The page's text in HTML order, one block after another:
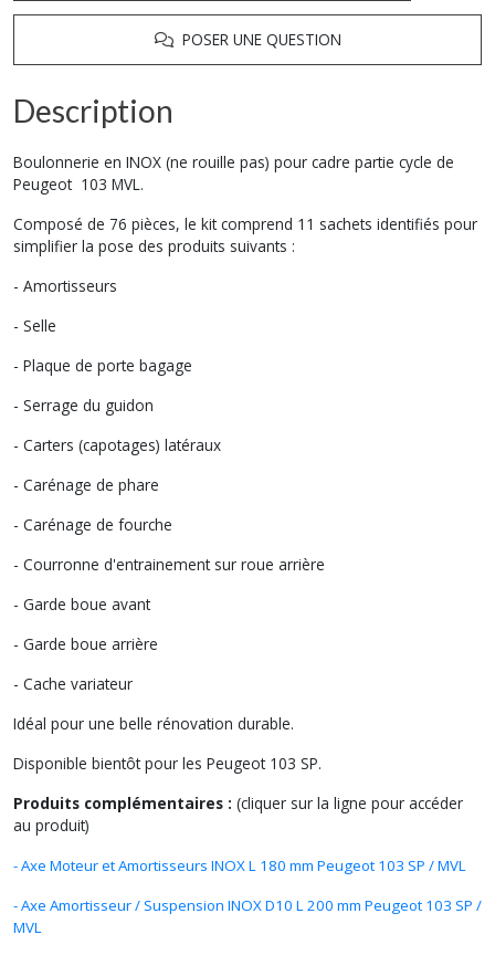
POSER UNE QUESTION
Description
Boulonnerie en INOX (ne rouille pas) pour cadre partie cycle de
Peugeot 103 MVL.
Composé de 76 pièces, le kit comprend 11 sachets identifiés pour
simplifier la pose des produits suivants :
- Amortisseurs
- Selle
- Plaque de porte bagage
- Serrage du guidon
- Carters (capotages) latéraux
- Carénage de phare
- Carénage de fourche
- Courronne d'entrainement sur roue arrière
- Garde boue avant
- Garde boue arrière
- Cache variateur
Idéal pour une belle rénovation durable.
Disponible bientôt pour les Peugeot 103 SP.
Produits complémentaires : (cliquer sur la ligne pour accéder
au produit)
- Axe Moteur et Amortisseurs INOX L 180 mm Peugeot 103 SP / MVL
- Axe Amortisseur / Suspension INOX D10 L 200 mm Peugeot 103 SP /
MVL